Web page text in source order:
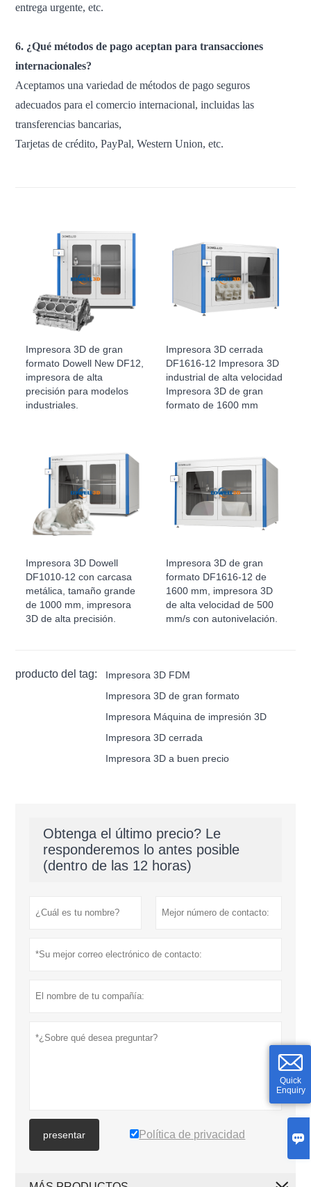

Quick
Enquiry
entrega urgente, etc.
6. ¿Qué métodos de pago aceptan para transacciones
internacionales?
Aceptamos una variedad de métodos de pago seguros
adecuados para el comercio internacional, incluidas las
transferencias bancarias,
Tarjetas de crédito, PayPal, Western Union, etc.
Impresora 3D de gran
formato Dowell New DF12,
impresora de alta
precisión para modelos
industriales.
Impresora 3D cerrada
DF1616-12 Impresora 3D
industrial de alta velocidad
Impresora 3D de gran
formato de 1600 mm
Impresora 3D Dowell
DF1010-12 con carcasa
metálica, tamaño grande
de 1000 mm, impresora
3D de alta precisión.
Impresora 3D de gran
formato DF1616-12 de
1600 mm, impresora 3D
de alta velocidad de 500
mm/s con autonivelación.
producto del tag:
Impresora 3D FDM
Impresora 3D de gran formato
Impresora Máquina de impresión 3D
Impresora 3D cerrada
Impresora 3D a buen precio
Obtenga el último precio? Le
responderemos lo antes posible
(dentro de las 12 horas)
presentar Política de privacidad